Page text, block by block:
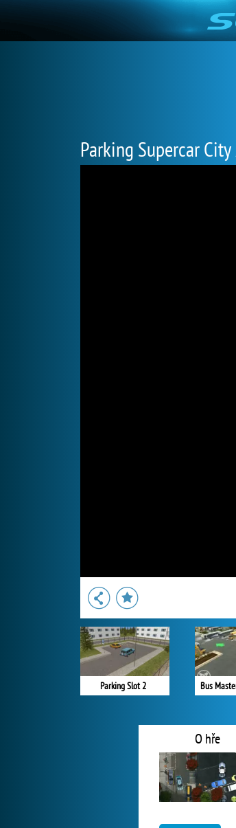
Parking Supercar City
Parking Slot 2 Bus
O hře